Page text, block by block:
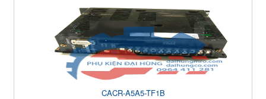
CACR-A5A5-TF1B